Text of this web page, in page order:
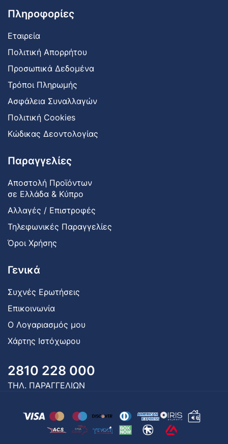
Πληροφορίες
Εταιρεία
Πολιτική Απορρήτου
Προσωπικά Δεδομένα
Τρόποι Πληρωμής
Ασφάλεια Συναλλαγών
Πολιτική Cookies
Κώδικας Δεοντολογίας
Παραγγελίες
Αποστολή Προϊόντων
σε Ελλάδα & Κύπρο
Αλλαγές / Επιστροφές
Τηλεφωνικές Παραγγελίες
Όροι Χρήσης
Γενικά
Συχνές Ερωτήσεις
Επικοινωνία
Ο Λογαριασμός μου
Χάρτης Ιστόχωρου
2810 228 000
ΤΗΛ. ΠΑΡΑΓΓΕΛΙΩΝ